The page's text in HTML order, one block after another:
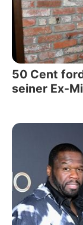
50 Cent
seiner Ex-